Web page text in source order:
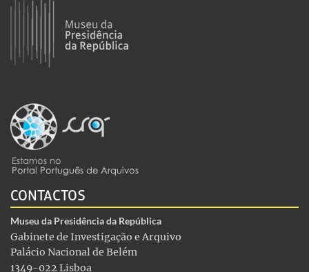
CONTACTOS
Museu da Presidência da República
Gabinete de Investigação e Arquivo
Palácio Nacional de Belém
1349-022 Lisboa